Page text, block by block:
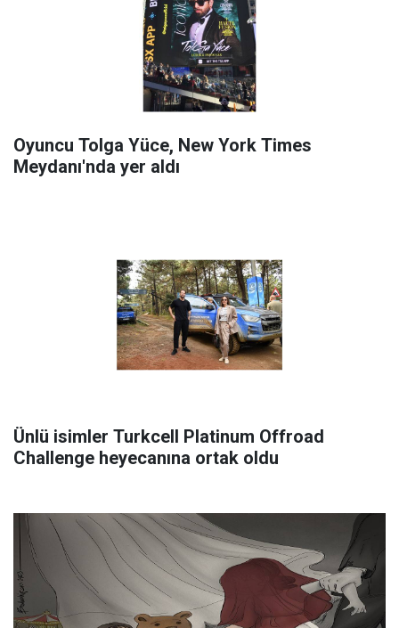
Oyuncu Tolga Yüce, New York Times
Meydanı'nda yer aldı
Ünlü isimler Turkcell Platinum Offroad
Challenge heyecanına ortak oldu